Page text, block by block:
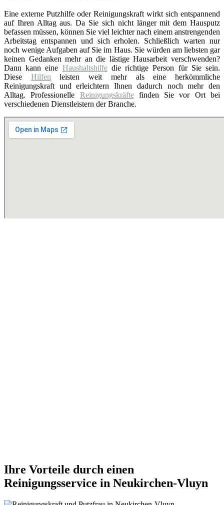
Eine externe Putzhilfe oder Reinigungskraft wirkt sich entspannend
auf Ihren Alltag aus. Da Sie sich nicht länger mit dem Hausputz
befassen müssen, können Sie viel leichter nach einem anstrengenden
Arbeitstag entspannen und sich erholen. Schließlich warten nur
noch wenige Aufgaben auf Sie im Haus. Sie würden am liebsten gar
keinen Gedanken mehr an die lästige Hausarbeit verschwenden?
Dann kann eine Haushaltshilfedie richtige Person für Sie sein.
Diese Hilfenleisten weit mehr als eine herkömmliche
Reinigungskraft und erleichtern Ihnen dadurch noch mehr den
Alltag. Professionelle Reinigungskräftefinden Sie vor Ort bei
verschiedenen Dienstleistern der Branche.
Ihre Vorteile durch einen
Reinigungsservice in Neukirchen-Vluyn